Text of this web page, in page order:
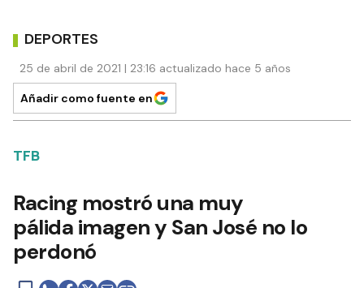
DEPORTES
25 de abril de 2021 | 23:16 actualizado hace 5 años
Añadir como fuente en
TFB
Racing mostró una muy
pálida imagen y San José no lo
perdonó